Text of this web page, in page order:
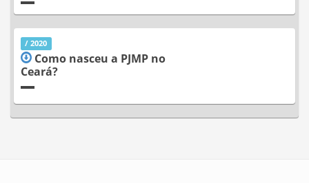
/ 2020
Como nasceu a PJMP no
Ceará?